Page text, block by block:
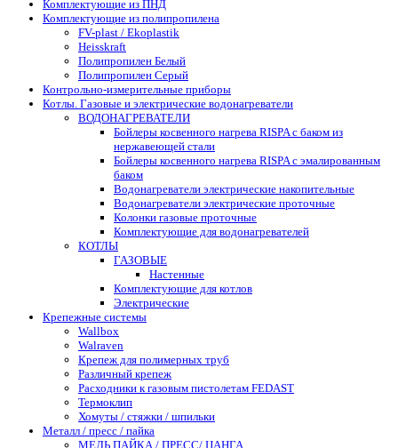
Комплектующие из ПНД
Комплектующие из полипропилена
FV-plast / Ekoplastik
Heisskraft
Полипропилен Белый
Полипропилен Серый
Контрольно-измерительные приборы
Котлы. Газовые и электрические водонагреватели
ВОДОНАГРЕВАТЕЛИ
Бойлеры косвенного нагрева RISPA с баком из
нержавеющей стали
Бойлеры косвенного нагрева RISPA с эмалированным
баком
Водонагреватели электрические накопительные
Водонагреватели электрические проточные
Колонки газовые проточные
Комплектующие для водонагревателей
КОТЛЫ
ГАЗОВЫЕ
Настенные
Комплектующие для котлов
Электрические
Крепежные системы
Wallbox
Walraven
Крепеж для полимерных труб
Различный крепеж
Расходники к газовым пистолетам FEDAST
Термоклип
Хомуты / стяжки / шпильки
Металл / пресс / пайка
МЕДЬ ПАЙКА / ПРЕСС/ ЦАНГА